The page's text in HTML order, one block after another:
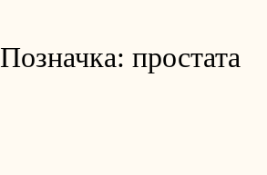
Позначка: простата